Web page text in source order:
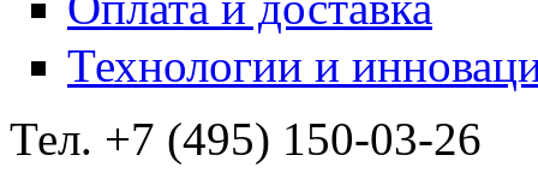
Технологии и
Тел. +7 (495) 150-03-26